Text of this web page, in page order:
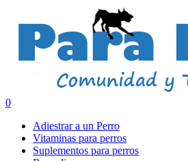
content
search
0
Adiestrar a un Perro
Vitaminas para perros
Suplementos para perros